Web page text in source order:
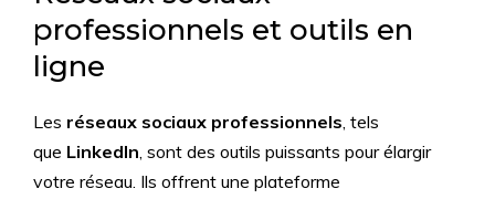
professionnels et outils en
ligne
Les réseaux sociaux professionnels, tels
que LinkedIn, sont des outils puissants pour élargir
votre réseau. Ils offrent une plateforme